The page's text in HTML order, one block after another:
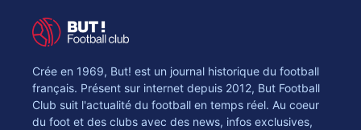
Crée en 1969, But! est un journal historique du football
français. Présent sur internet depuis 2012, But Football
Club suit l'actualité du football en temps réel. Au coeur
du foot et des clubs avec des news, infos exclusives,